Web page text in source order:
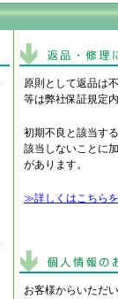
原則として返品は
等は弊社保証規定
初期不良と該当す
該当しないことに
があります。
≫詳しくはこちら
お客様からいただ